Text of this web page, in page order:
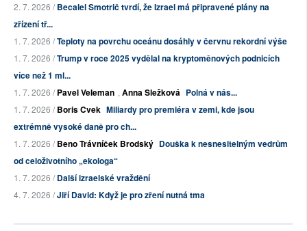
2. 7. 2026 /Becalel Smotrič tvrdí, že Izrael má připravené plány na
zřízení tř...
1. 7. 2026 /Teploty na povrchu oceánu dosáhly v červnu rekordní výše
1. 7. 2026 /Trump v roce 2025 vydělal na kryptoměnových podnicích
více než 1 ml...
1. 7. 2026 /Pavel Veleman , Anna Sležková Polná v nás...
1. 7. 2026 /Boris Cvek Miliardy pro premiéra v zemi, kde jsou
extrémně vysoké daně pro ch...
1. 7. 2026 /Beno Trávníček Brodský Douška k nesnesitelným vedrům
od celoživotního „ekologa“
1. 7. 2026 /Další izraelské vraždění
4. 7. 2026 /Jiří David: Když je pro zření nutná tma